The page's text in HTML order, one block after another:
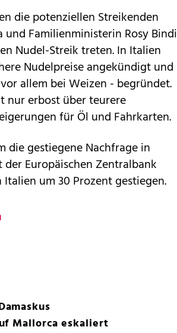
die potenziellen Streikenden
Familienministerin Rosy Bindi
Nudel-Streik treten. In Italien
Nudelpreise angekündigt und
allem bei Weizen - begründet.
nur erbost über teurere
für Öl und Fahrkarten.
die gestiegene Nachfrage in
Europäischen Zentralbank
um 30 Prozent gestiegen.
Mallorca eskaliert